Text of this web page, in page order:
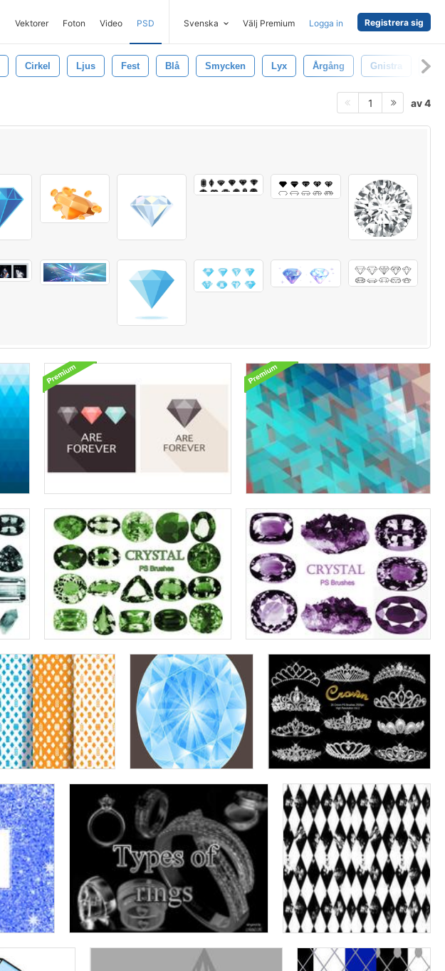
Vektorer Foton Video PSD Svenska Välj Premium Logga in Registrera sig
Cirkel Ljus Fest Blå Smycken Lyx Årgång Gnistra Gul
1 av 4